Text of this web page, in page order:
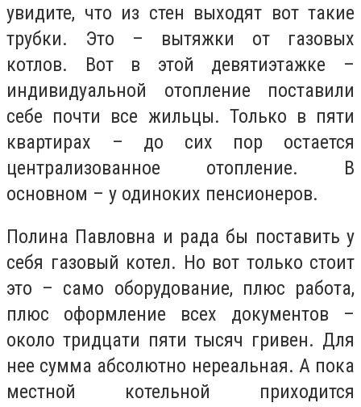
увидите, что из стен выходят вот такие
трубки. Это – вытяжки от газовых
котлов. Вот в этой девятиэтажке –
индивидуальной отопление поставили
себе почти все жильцы. Только в пяти
квартирах – до сих пор остается
централизованное отопление. В
основном – у одиноких пенсионеров.
Полина Павловна и рада бы поставить у
себя газовый котел. Но вот только стоит
это – само оборудование, плюс работа,
плюс оформление всех документов –
около тридцати пяти тысяч гривен. Для
нее сумма абсолютно нереальная. А пока
местной котельной приходится